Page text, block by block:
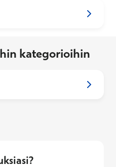
kategorioihin